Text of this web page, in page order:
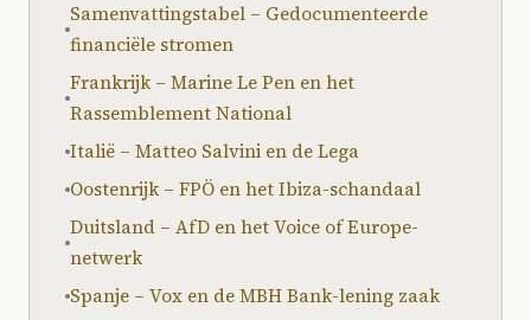
Samenvattingstabel – Gedocumenteerde
financiële stromen
Frankrijk – Marine Le Pen en het
Rassemblement National
Italië – Matteo Salvini en de Lega
Oostenrijk – FPÖ en het Ibiza-schandaal
Duitsland – AfD en het Voice of Europe-
netwerk
Spanje – Vox en de MBH Bank-lening zaak